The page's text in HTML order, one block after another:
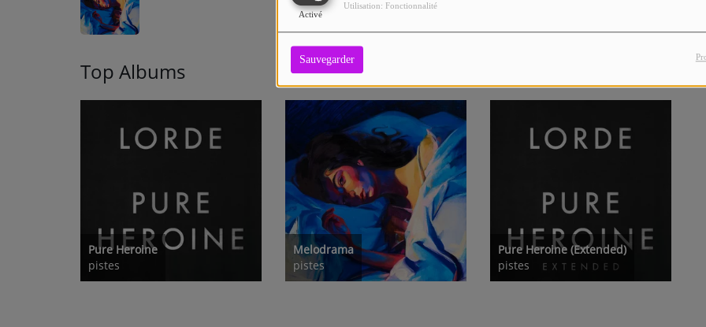
Activé
Utilisation: Fonctionnalité
Sauvegarder
Top Albums
Pure Heroine
pistes
Melodrama
pistes
Pure Heroine (Extended)
pistes